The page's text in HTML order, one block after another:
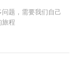
题，需要我们自己
程